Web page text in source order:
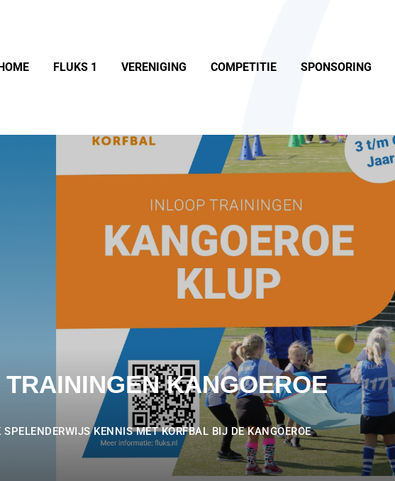
FLUKS 1 VERENIGING COMPETITIE SPONSORING
TRAININGEN KANGOEROE
SPELENDERWIJS KENNIS MET KORFBAL BIJ DE KANGOEROE